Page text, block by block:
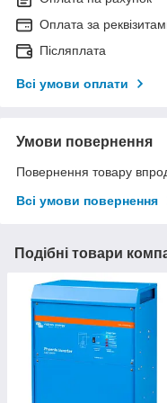
Оплата за
Післяплата
Всі умови оплати
Умови повернення
Повернення товару
Всі умови повернення
Подібні товари